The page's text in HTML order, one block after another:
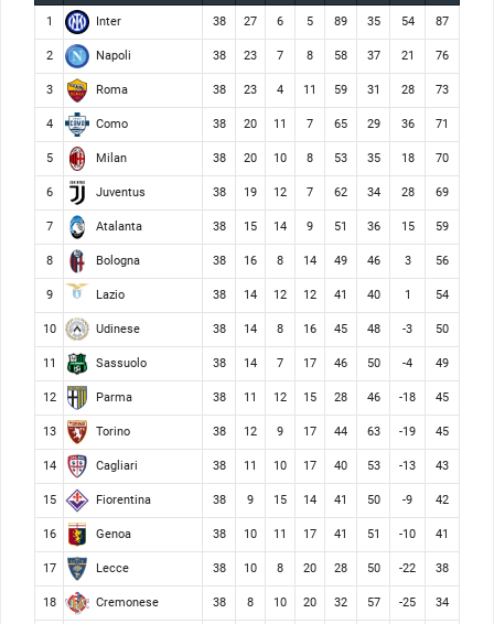
1 Inter 38 27 6 5 89 35 54 87
2 Napoli 38 23 7 8 58 37 21 76
3 Roma 38 23 4 11 59 31 28 73
4 Como 38 20 11 7 65 29 36 71
5 Milan 38 20 10 8 53 35 18 70
6 Juventus 38 19 12 7 62 34 28 69
7 Atalanta 38 15 14 9 51 36 15 59
8 Bologna 38 16 8 14 49 46 3 56
9 Lazio 38 14 12 12 41 40 1 54
10 Udinese 38 14 8 16 45 48 -3 50
11 Sassuolo 38 14 7 17 46 50 -4 49
12 Parma 38 11 12 15 28 46 -18 45
13 Torino 38 12 9 17 44 63 -19 45
14 Cagliari 38 11 10 17 40 53 -13 43
15 Fiorentina 38 9 15 14 41 50 -9 42
16 Genoa 38 10 11 17 41 51 -10 41
17 Lecce 38 10 8 20 28 50 -22 38
18 Cremonese 38 8 10 20 32 57 -25 34